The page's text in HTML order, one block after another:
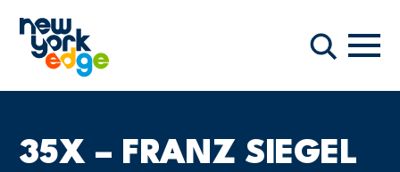
찾다
항해
35X – FRANZ SIEGEL